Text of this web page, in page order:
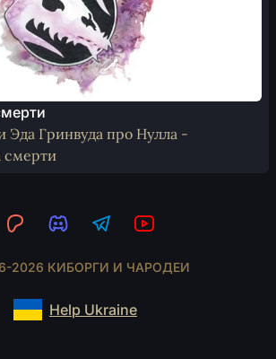
Эда Гринвуда про Нулла -
смерти
2026 КИБОРГИ И ЧАРОДЕИ
Help Ukraine